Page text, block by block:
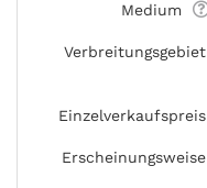
Medium
Verbreitungsgebiet
Einzelverkaufspreis
Erscheinungsweise